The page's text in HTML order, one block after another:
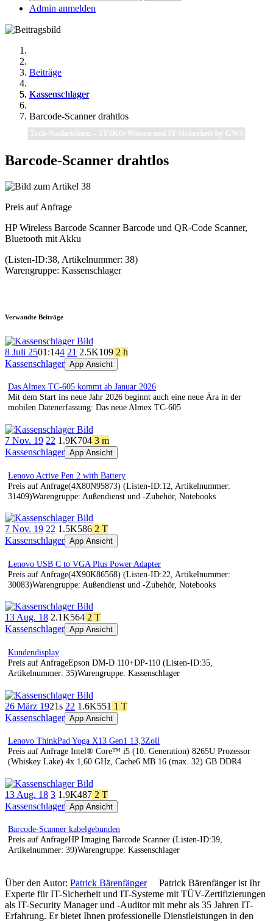
Admin anmelden
Beiträge
Kassenschlager
Barcode-Scanner drahtlos
Tech-Nachrichten – SYSKO-Wissen und IT-Sicherheit by GWS
Barcode-Scanner drahtlos
Preis auf Anfrage
HP Wireless Barcode Scanner Barcode und QR-Code Scanner,
Bluetooth mit Akku
(Listen-ID:38, Artikelnummer: 38)
Warengruppe: Kassenschlager
Verwandte Beiträge
8 Juli 2501:144 21 2.5K109 2 h
Kassenschlager App Ansicht
Das Almex TC-605 kommt ab Januar 2026
Mit dem Start ins neue Jahr 2026 beginnt auch eine neue Ära in der
mobilen Datenerfassung: Das neue Almex TC-605
7 Nov. 19 22 1.9K704 3 m
Kassenschlager App Ansicht
Lenovo Active Pen 2 with Battery
Preis auf Anfrage(4X80N95873) (Listen-ID:12, Artikelnummer:
31409)Warengruppe: Außendienst und -Zubehör, Notebooks
7 Nov. 19 22 1.5K586 2 T
Kassenschlager App Ansicht
Lenovo USB C to VGA Plus Power Adapter
Preis auf Anfrage(4X90K86568) (Listen-ID:22, Artikelnummer:
30083)Warengruppe: Außendienst und -Zubehör, Notebooks
13 Aug. 18 2.1K564 2 T
Kassenschlager App Ansicht
Kundendisplay
Preis auf AnfrageEpson DM-D 110+DP-110 (Listen-ID:35,
Artikelnummer: 35)Warengruppe: Kassenschlager
26 März 1921s 22 1.6K551 1 T
Kassenschlager App Ansicht
Lenovo ThinkPad Yoga X13 Gen1 13,3Zoll
Preis auf Anfrage Intel® Core™ i5 (10. Generation) 8265U Prozessor
(Whiskey Lake) 4x 1,60 GHz, Cache6 MB 16 (max. 32) GB DDR4
13 Aug. 18 3 1.9K487 2 T
Kassenschlager App Ansicht
Barcode-Scanner kabelgebunden
Preis auf AnfrageHP Imaging Barcode Scanner (Listen-ID:39,
Artikelnummer: 39)Warengruppe: Kassenschlager
Über den Autor: Patrick Bärenfänger
Patrick Bärenfänger ist Ihr
Experte für IT-Sicherheit und IT-Systeme mit TÜV-Zertifizierungen
als IT-Security Manager und -Auditor mit mehr als 35 Jahren IT-
Erfahrung. Er bietet Ihnen professionelle Dienstleistungen in den